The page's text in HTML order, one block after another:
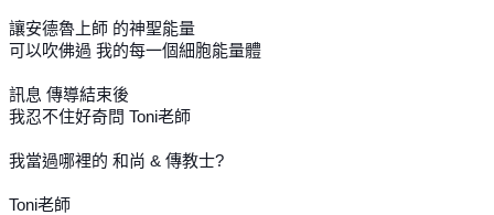
讓安德魯上師 的神聖能量
可以吹佛過 我的每一個細胞能量體
訊息 傳導結束後
我忍不住好奇問 Toni老師
我當過哪裡的 和尚 & 傳教士?
Toni老師